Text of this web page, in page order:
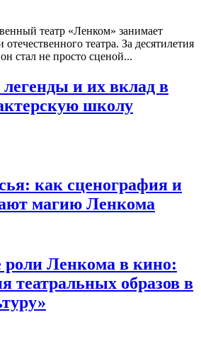
театр «Ленком» занимает
театра. За десятилетия
стал не просто сценой...
и их вклад в
школу
как сценография и
магию Ленкома
роли Ленкома в кино:
театральных образов в